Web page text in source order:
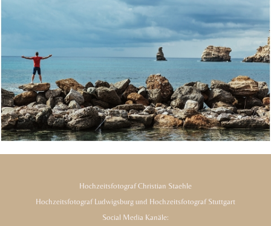
Hochzeitsfotograf Christian Staehle
Hochzeitsfotograf Ludwigsburg und Hochzeitsfotograf Stuttgart
Social Media Kanäle: